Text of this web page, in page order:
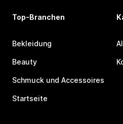
Top-Branchen
Bekleidung
Beauty
Schmuck und Accessoires
Startseite